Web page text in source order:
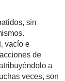
sin
vacío e
de
a
veces, son